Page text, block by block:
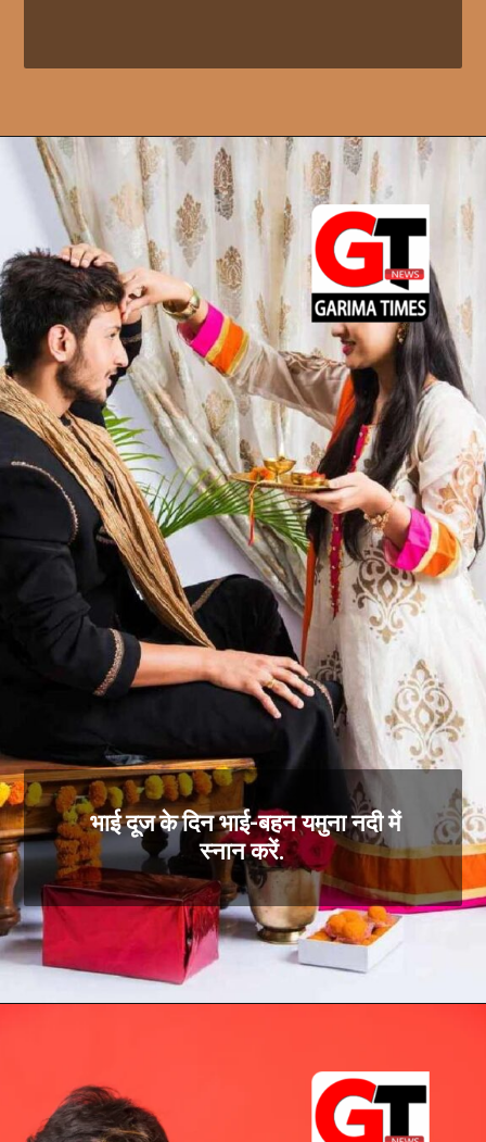
भाई दूज के दिन भाई-बहन यमुना नदी में
स्नान करें.